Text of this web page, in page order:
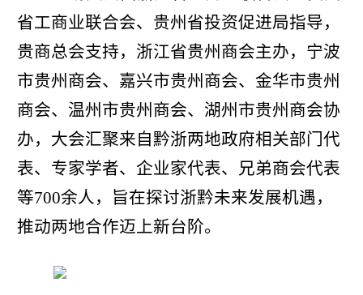
省工商业联合会、贵州省投资促进局指导，
贵商总会支持，浙江省贵州商会主办，宁波
市贵州商会、嘉兴市贵州商会、金华市贵州
商会、温州市贵州商会、湖州市贵州商会协
办，大会汇聚来自黔浙两地政府相关部门代
表、专家学者、企业家代表、兄弟商会代表
等700余人，旨在探讨浙黔未来发展机遇，
推动两地合作迈上新台阶。